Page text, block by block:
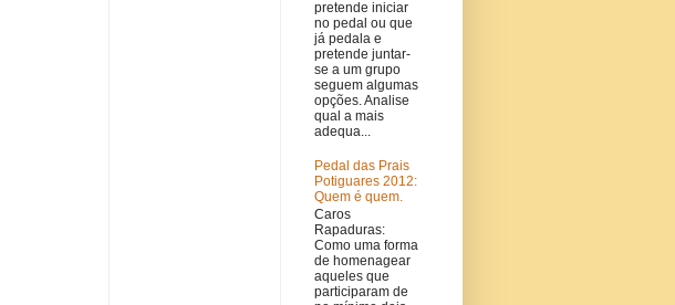
pretende iniciar
no pedal ou que
já pedala e
pretende juntar-
se a um grupo
seguem algumas
opções. Analise
qual a mais
adequa...
Pedal das Prais
Potiguares 2012:
Quem é quem.
Caros
Rapaduras:
Como uma forma
de homenagear
aqueles que
participaram de